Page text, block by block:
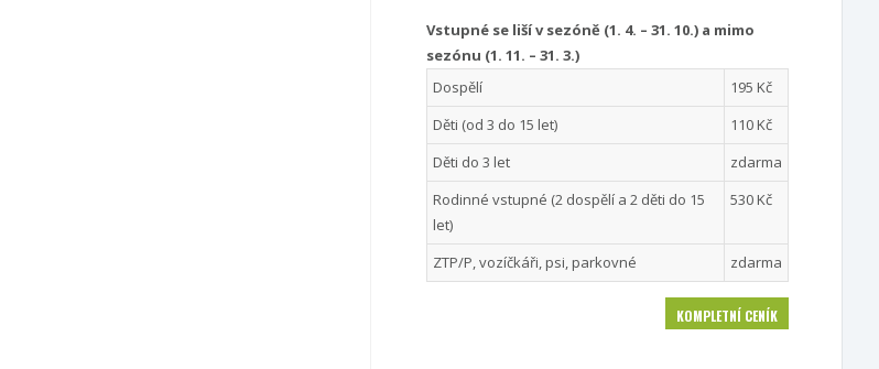
Vstupné se liší v sezóně (1. 4. – 31. 10.) a mimo
sezónu (1. 11. – 31. 3.)
Dospělí
195 Kč
Děti (od 3 do 15 let)
110 Kč
Děti do 3 let
zdarma
Rodinné vstupné (2 dospělí a 2 děti do 15
let)
530 Kč
ZTP/P, vozíčkáři, psi, parkovné zdarma
KOMPLETNÍ CENÍK